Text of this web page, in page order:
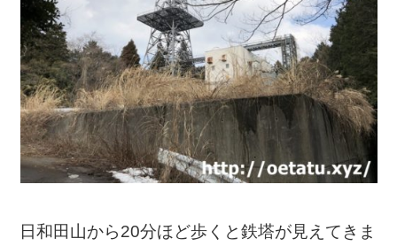
日和田山から20分ほど歩くと鉄塔が見えてきま